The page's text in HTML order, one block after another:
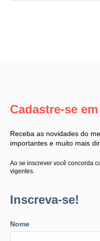
Cadastre-se
Receba as novidades do
importantes e muito mais
Ao se inscrever você concorda
vigentes.
Inscreva-se!
Nome